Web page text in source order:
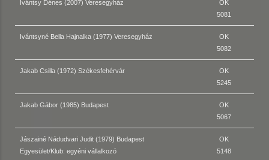
Ivántsy Dénes (2007) Veresegyház
OK
5081
Ivántsyné Bella Hajnalka (1977) Veresegyház
OK
5082
Jakab Csilla (1972) Székesfehérvár
OK
5245
Jakab Gábor (1985) Budapest
OK
5067
Jászainé Nádudvari Judit (1979) Budapest
Egyesület/Klub: egyéni vállalkozó
OK
5148